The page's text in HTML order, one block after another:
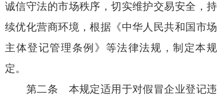
诚信守法的市场秩序，切实维护交易安全，持
续优化营商环境，根据《中华人民共和国市场
主体登记管理条例》等法律法规，制定本规
定。
第二条 本规定适用于对假冒企业登记违